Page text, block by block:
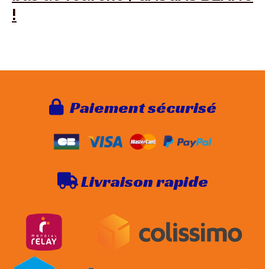
!
Paiement sécurisé
Livraison rapide